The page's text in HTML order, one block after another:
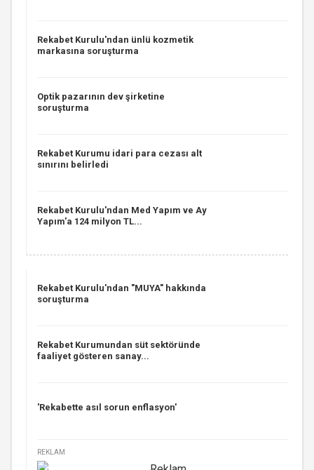
Rekabet Kurulu'ndan ünlü kozmetik
markasına soruşturma
Optik pazarının dev şirketine
soruşturma
Rekabet Kurumu idari para cezası alt
sınırını belirledi
Rekabet Kurulu'ndan Med Yapım ve Ay
Yapım'a 124 milyon TL...
Rekabet Kurulu'ndan "MUYA" hakkında
soruşturma
Rekabet Kurumundan süt sektöründe
faaliyet gösteren sanay...
'Rekabette asıl sorun enflasyon'
REKLAM